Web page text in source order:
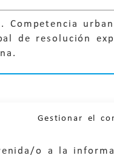
Gestionar el
o a la
Competencia
de resolución